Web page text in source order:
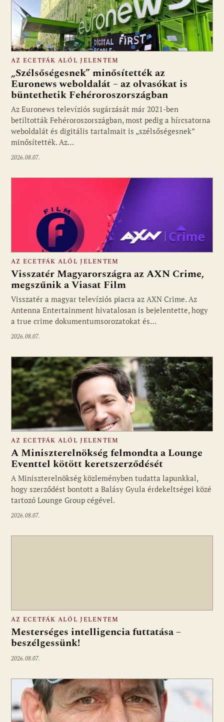
Fotó: media1.hu
AZ ECETFÁK ALÓL JELENTEM
„Szélsőségesnek” minősítették az
Euronews weboldalát – az olvasókat is
büntethetik Fehéroroszországban
Az Euronews televíziós sugárzását már 2021-ben
betiltották Fehéroroszországban, most pedig a hírcsatorna
weboldalát és digitális tartalmait is „szélsőségesnek”
minősítették. Az…
2026.08.07.
Fotó: media1.hu
AZ ECETFÁK ALÓL JELENTEM
Visszatér Magyarországra az AXN Crime,
megszűnik a Viasat Film
Visszatér a magyar televíziós piacra az AXN Crime. Az
Antenna Entertainment hivatalosan is bejelentette, hogy
a true crime dokumentumsorozatokat és…
2026.08.07.
Fotó: media1.hu
AZ ECETFÁK ALÓL JELENTEM
A Miniszterelnökség felmondta a Lounge
Eventtel kötött keretszerződését
A Miniszterelnökség közleményben tudatta lapunkkal,
hogy szerződést bontott a Balásy Gyula érdekeltségei közé
tartozó Lounge Group cégével.
2026.08.07.
AZ ECETFÁK ALÓL JELENTEM
Mesterséges intelligencia futtatása –
beszélgessünk!
2026.08.07.